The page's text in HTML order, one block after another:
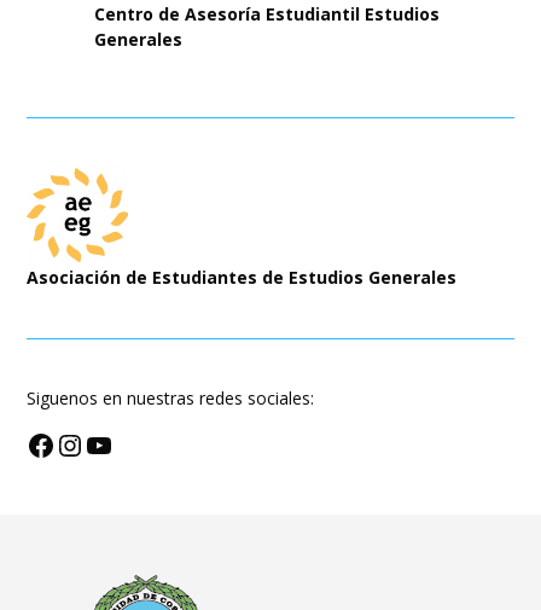
Centro de Asesoría Estudiantil Estudios
Generales
Asociación de Estudiantes de Estudios Generales
Siguenos en nuestras redes sociales:
Facebook InstagramYouTube